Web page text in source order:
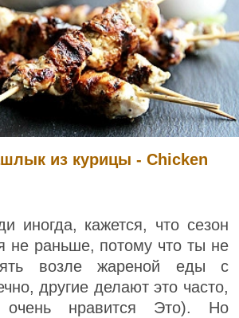
из курицы - Chicken
иногда, кажется, что сезон
не раньше, потому что ты не
возле жареной еды с
другие делают это часто,
нравится Это). Но